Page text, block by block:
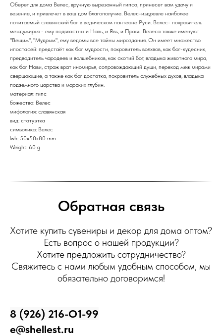
Оберег для дома Велес, вручную вырезанный гипса, принесет вам удачу и
везение, и привлечет в ваш дом благополучие. Велес-издревле наиболее
почитаемый славянский бог в ведическом пантеоне Руси. Велес- покровитель
междумирья - ему подвластны и Навь, и Явь, и Правь. Велеса также именуют
"Вещим", "Мудрым", ему ведомы все тайны мироздания. Он имеет множество
ипостасей: предстаёт как бог мудрости, покровитель волхвов, как бог-кудесник,
предводитель чародеев и волшебников, как скотий бог, владыка животного мира,
как бог Нави, страж врат иномирья, сопровождающий души, переход меж мирами
свершающие, а также как бог достатка, покровитель служебных духов, владыка
подземного царства и морских глубин.
материал: гипс
божество: Велес
мифология: славянская
вид: статуэтка
символика: Велес
lwh: 50x50x80 mm
Weight: 60 g
Обратная связь
Хотите купить сувениры и декор для дома оптом?
Есть вопрос о нашей продукции?
Хотите предложить сотрудничество?
Свяжитесь с нами любым удобным способом, мы
обязательно договоримся!
8 (926) 216-О1-99
e@shellest.ru